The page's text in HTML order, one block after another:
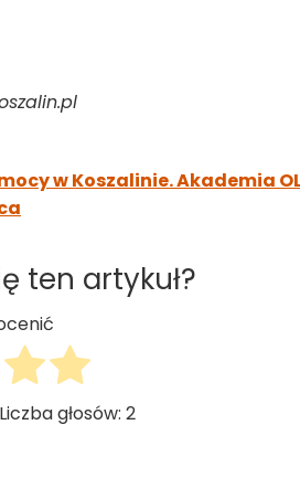
w Koszalinie. Akademia
ten artykuł?
głosów: 2